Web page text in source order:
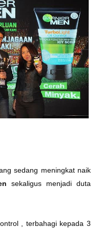
sedang meningkat naik
sekaligus menjadi duta
, terbahagi kepada 3